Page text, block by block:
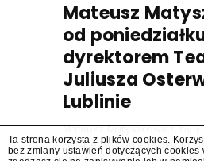
Mateusz
od
dyrektorem
Juliusza
Lublinie
Mateusz Matyszkowicz,
Polskiej, w poniedziałek 10
Ta strona korzysta z plików cookies.
bez zmiany ustawień dotyczących cookies